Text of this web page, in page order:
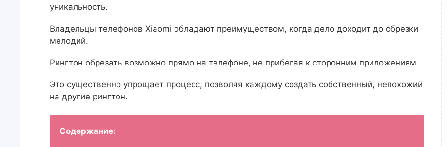
уникальность.
Владельцы телефонов Xiaomi обладают преимуществом, когда дело доходит до обрезки
мелодий.
Рингтон обрезать возможно прямо на телефоне, не прибегая к сторонним приложениям.
Это существенно упрощает процесс, позволяя каждому создать собственный, непохожий
на другие рингтон.
Содержание: